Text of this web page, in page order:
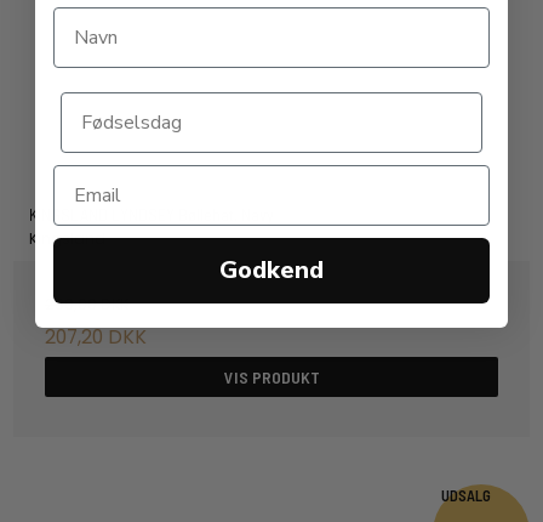
KINGSLAND LYNDSEY Bøllehat. Navy
Kingsland
259,00 DKK
207,20 DKK
VIS PRODUKT
UDSALG
Godkend